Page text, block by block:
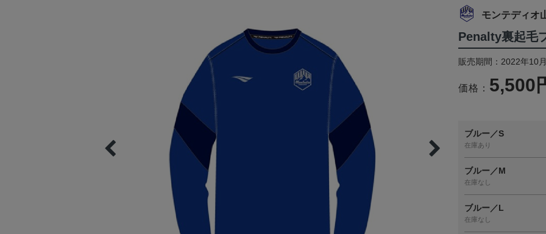
モンテディオ
Penalty裏起毛
販売期間：2022年10
価格： 5,500
ブルー／S
在庫あり
ブルー／M
在庫なし
ブルー／L
在庫なし